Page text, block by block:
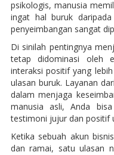
psikologis, manusia
ingat hal buruk
penyeimbangan sangat
Di sinilah pentingnya
tetap didominasi oleh
interaksi positif yang
ulasan buruk. Layanan dari
dalam menjaga
manusia asli, Anda
testimoni jujur dan positif
Ketika sebuah akun
dan ramai, satu ulasan